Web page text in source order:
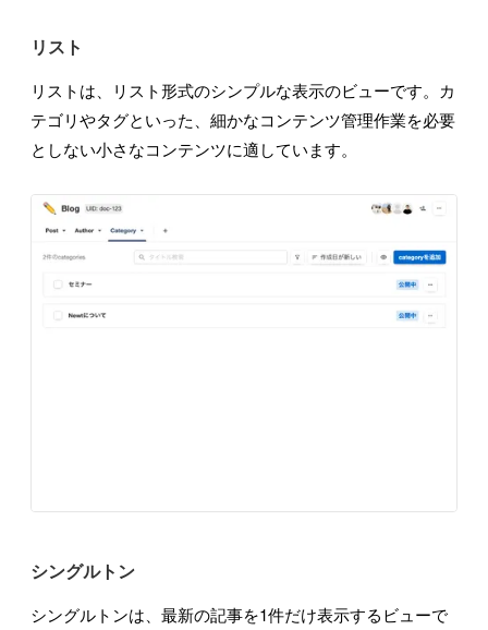
リスト
リストは、リスト形式のシンプルな表示のビューです。カ
テゴリやタグといった、細かなコンテンツ管理作業を必要
としない小さなコンテンツに適しています。
シングルトン
シングルトンは、最新の記事を1件だけ表示するビューで